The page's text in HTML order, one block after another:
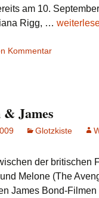
am 10.
Rigg, … Good
Bond
Kommentar
James
Glotzkiste
der britischen
Melone (The
James Bond-Filmen